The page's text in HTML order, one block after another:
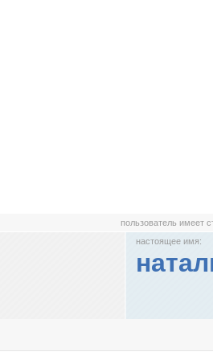
пользователь имеет
настоящее имя: